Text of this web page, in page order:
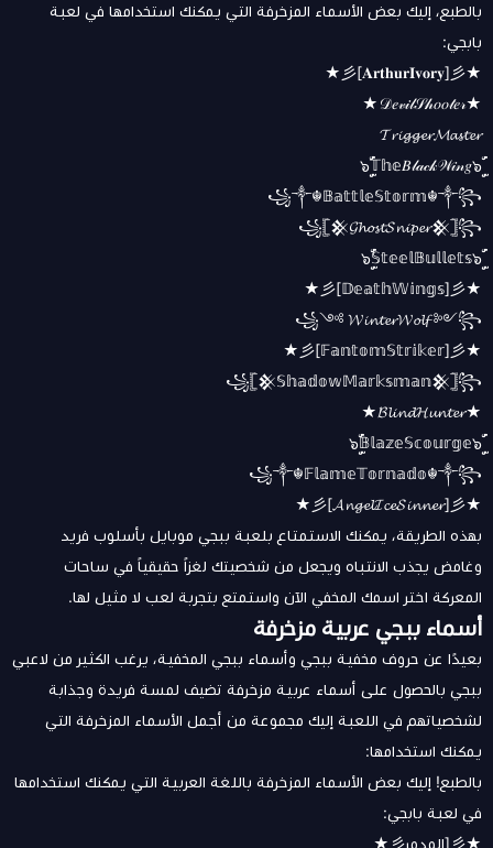
بالطبع، إليك بعض الأسماء المزخرفة التي يمكنك استخدامها في لعبة
بابجي:
★彡[𝐀𝐫𝐭𝐡𝐮𝐫𝐈𝐯𝐨𝐫𝐲]彡★
★𝒟𝑒𝓋𝒾𝓁𝒮𝒽𝑜𝑜𝓉𝑒𝓇★
𝓣𝓻𝓲𝓰𝓰𝓮𝓻𝓜𝓪𝓼𝓽𝓮𝓻
๖ۣۜ𝕋𝕙𝕖𝐵𝓁𝒶𝒸𝓀𝒲𝒾𝓃𝑔๖ۣۜ
꧁༒☬𝔹𝕒𝕥𝕥𝕝𝕖𝕊𝕥𝕠𝕣𝕞☬༒꧂
꧁𓊈𒆜𝓖𝓱𝓸𝓼𝓽𝓢𝓷𝓲𝓹𝓮𝓻𒆜𓊉꧂
๖ۣۜ𝕊𝕥𝕖𝕖𝕝𝔹𝕦𝕝𝕝𝕖𝕥𝕤๖ۣۜ
★彡[𝔻𝕖𝕒𝕥𝕙𝕎𝕚𝕟𝕘𝕤]彡★
꧁༺ 𝓦𝓲𝓷𝓽𝓮𝓻𝓦𝓸𝓵𝓯 ༻꧂
★彡[𝔽𝕒𝕟𝕥𝕠𝕞𝕊𝕥𝕣𝕚𝕜𝕖𝕣]彡★
꧁𓊈𒆜𝕊𝕙𝕒𝕕𝕠𝕨𝕄𝕒𝕣𝕜𝕤𝕞𝕒𝕟𒆜𓊉꧂
★𝓑𝓵𝓲𝓷𝓭𝓗𝓾𝓷𝓽𝓮𝓻★
๖ۣۜ𝔹𝕝𝕒𝕫𝕖𝕊𝕔𝕠𝕦𝕣𝕘𝕖๖ۣۜ
꧁༒☬𝔽𝕝𝕒𝕞𝕖𝕋𝕠𝕣𝕟𝕒𝕕𝕠☬༒꧂
★彡[𝓐𝓷𝓰𝓮𝓵𝓘𝓬𝓮𝓢𝓲𝓷𝓷𝓮𝓻]彡★
بهذه الطريقة، يمكنك الاستمتاع بلعبة ببجي موبايل بأسلوب فريد
وغامض يجذب الانتباه ويجعل من شخصيتك لغزاً حقيقياً في ساحات
المعركة اختر اسمك المخفي الآن واستمتع بتجربة لعب لا مثيل لها.
أسماء ببجي عربية مزخرفة
بعيدًا عن حروف مخفية ببجي وأسماء ببجي المخفية، يرغب الكثير من لاعبي
ببجي بالحصول على أسماء عربية مزخرفة تضيف لمسة فريدة وجذابة
لشخصياتهم في اللعبة إليك مجموعة من أجمل الأسماء المزخرفة التي
يمكنك استخدامها:
بالطبع! إليك بعض الأسماء المزخرفة باللغة العربية التي يمكنك استخدامها
في لعبة بابجي:
★彡[المدمر彡★